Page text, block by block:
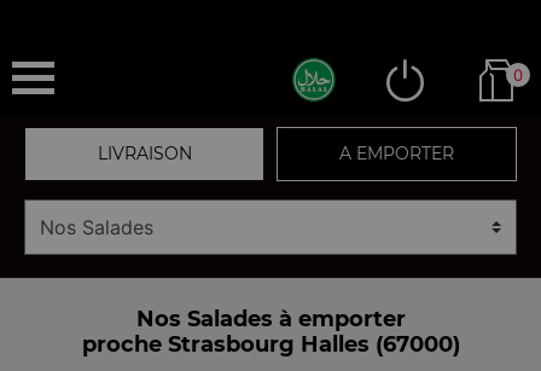
0
LIVRAISON A EMPORTER
Nos Salades à emporter
proche Strasbourg Halles (67000)